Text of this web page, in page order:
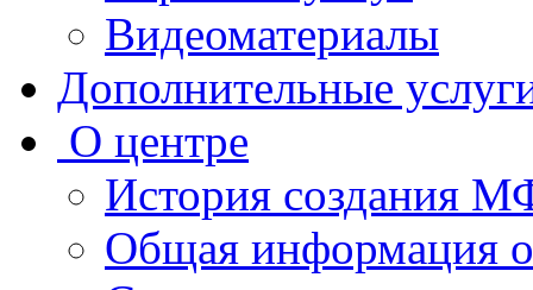
Видеоматериалы
Дополнительные
О центре
История создания
Общая